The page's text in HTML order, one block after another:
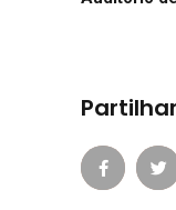
Partilhar